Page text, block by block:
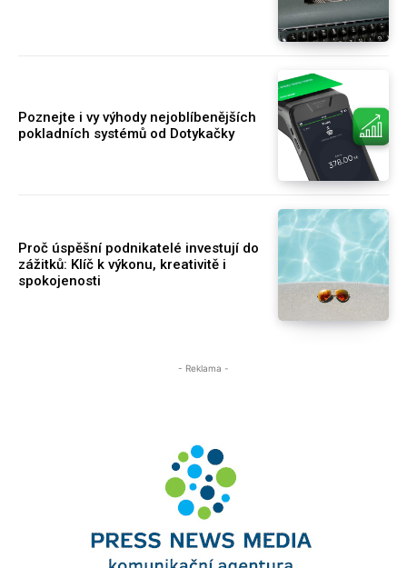
Poznejte i vy výhody nejoblíbenějších
pokladních systémů od Dotykačky
Proč úspěšní podnikatelé investují do
zážitků: Klíč k výkonu, kreativitě i
spokojenosti
- Reklama -